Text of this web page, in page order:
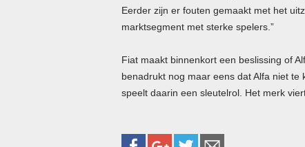
Eerder zijn er fouten gemaakt met het
marktsegment met sterke spelers.”
Fiat maakt binnenkort een beslissing of
benadrukt nog maar eens dat Alfa niet
speelt daarin een sleutelrol. Het merk